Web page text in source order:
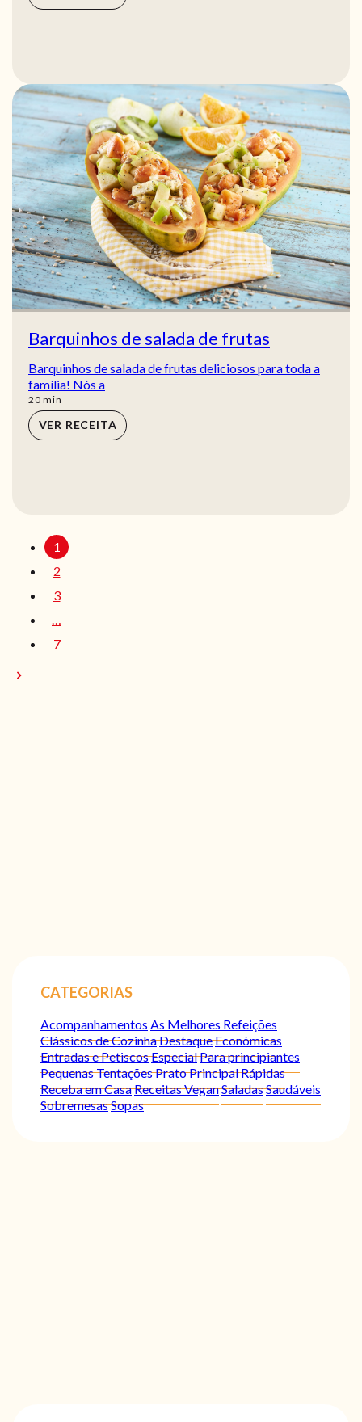
Barquinhos de salada de frutas
Barquinhos de salada de frutas deliciosos para toda a
família! Nós a
20min
min
VER RECEITA
1
2
3
7
CATEGORIAS
Acompanhamentos As Melhores Refeições
Clássicos de CozinhaDestaqueEconómicas
Entradas e PetiscosEspecialPara principiantes
Pequenas TentaçõesPrato PrincipalRápidas
Receba em CasaReceitas VeganSaladasSaudáveis
SobremesasSopas